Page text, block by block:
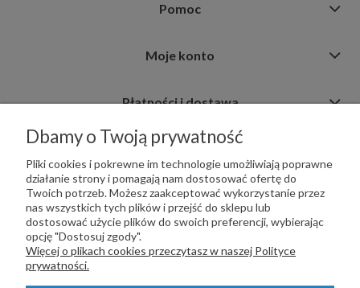
Pomoc
Moje konto
Płatności i dostawa
Informacje
PŁATNOŚCI OBSŁUGUJE:
Dbamy o Twoją prywatność
Pliki cookies i pokrewne im technologie umożliwiają poprawne
działanie strony i pomagają nam dostosować ofertę do
Twoich potrzeb. Możesz zaakceptować wykorzystanie przez
nas wszystkich tych plików i przejść do sklepu lub
dostosować użycie plików do swoich preferencji, wybierając
opcję "Dostosuj zgody".
Więcej o plikach cookies przeczytasz w naszej Polityce
prywatności.